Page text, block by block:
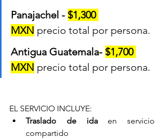
Panajachel - $1,300
MXN precio total por persona.
Antigua Guatemala- $1,700
MXN precio total por persona.
EL SERVICIO INCLUYE:
Traslado de ida en servicio
compartido